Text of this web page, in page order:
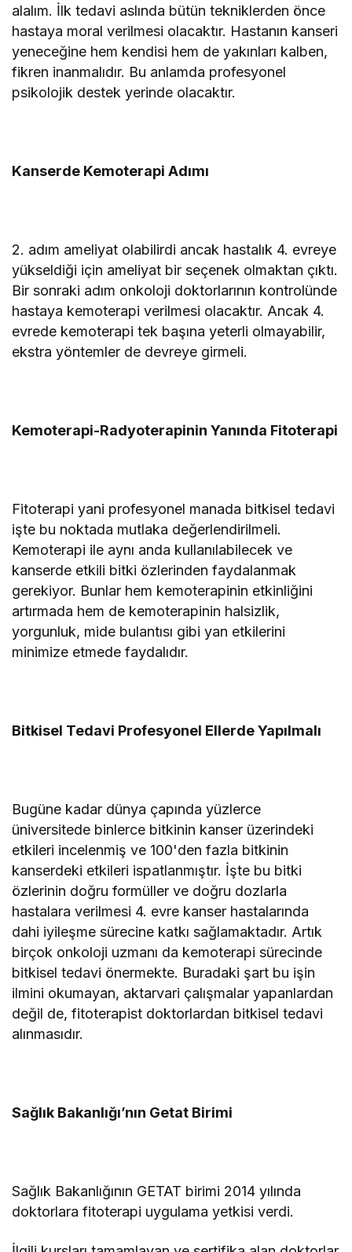
alalım. İlk tedavi aslında bütün tekniklerden önce
hastaya moral verilmesi olacaktır. Hastanın kanseri
yeneceğine hem kendisi hem de yakınları kalben,
fikren inanmalıdır. Bu anlamda profesyonel
psikolojik destek yerinde olacaktır.
Kanserde Kemoterapi Adımı
2. adım ameliyat olabilirdi ancak hastalık 4. evreye
yükseldiği için ameliyat bir seçenek olmaktan çıktı.
Bir sonraki adım onkoloji doktorlarının kontrolünde
hastaya kemoterapi verilmesi olacaktır. Ancak 4.
evrede kemoterapi tek başına yeterli olmayabilir,
ekstra yöntemler de devreye girmeli.
Kemoterapi-Radyoterapinin Yanında Fitoterapi
Fitoterapi yani profesyonel manada bitkisel tedavi
işte bu noktada mutlaka değerlendirilmeli.
Kemoterapi ile aynı anda kullanılabilecek ve
kanserde etkili bitki özlerinden faydalanmak
gerekiyor. Bunlar hem kemoterapinin etkinliğini
artırmada hem de kemoterapinin halsizlik,
yorgunluk, mide bulantısı gibi yan etkilerini
minimize etmede faydalıdır.
Bitkisel Tedavi Profesyonel Ellerde Yapılmalı
Bugüne kadar dünya çapında yüzlerce
üniversitede binlerce bitkinin kanser üzerindeki
etkileri incelenmiş ve 100'den fazla bitkinin
kanserdeki etkileri ispatlanmıştır. İşte bu bitki
özlerinin doğru formüller ve doğru dozlarla
hastalara verilmesi 4. evre kanser hastalarında
dahi iyileşme sürecine katkı sağlamaktadır. Artık
birçok onkoloji uzmanı da kemoterapi sürecinde
bitkisel tedavi önermekte. Buradaki şart bu işin
ilmini okumayan, aktarvari çalışmalar yapanlardan
değil de, fitoterapist doktorlardan bitkisel tedavi
alınmasıdır.
Sağlık Bakanlığı’nın Getat Birimi
Sağlık Bakanlığının GETAT birimi 2014 yılında
doktorlara fitoterapi uygulama yetkisi verdi.